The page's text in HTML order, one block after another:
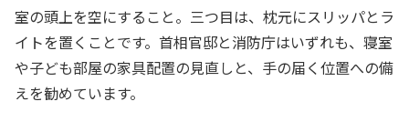
室の頭上を空にすること。三つ目は、枕元にスリッパとラ
イトを置くことです。首相官邸と消防庁はいずれも、寝室
や子ども部屋の家具配置の見直しと、手の届く位置への備
えを勧めています。